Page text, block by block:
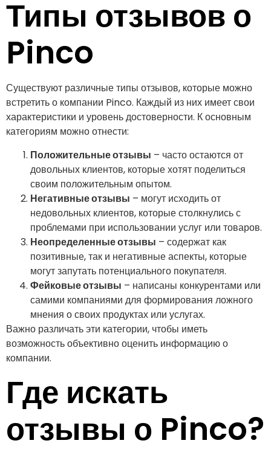
Типы отзывов о
Pinco
Существуют различные типы отзывов, которые можно
встретить о компании Pinco. Каждый из них имеет свои
характеристики и уровень достоверности. К основным
категориям можно отнести:
Положительные отзывы – часто остаются от
довольных клиентов, которые хотят поделиться
своим положительным опытом.
Негативные отзывы – могут исходить от
недовольных клиентов, которые столкнулись с
проблемами при использовании услуг или товаров.
Неопределенные отзывы – содержат как
позитивные, так и негативные аспекты, которые
могут запутать потенциального покупателя.
Фейковые отзывы – написаны конкурентами или
самими компаниями для формирования ложного
мнения о своих продуктах или услугах.
Важно различать эти категории, чтобы иметь
возможность объективно оценить информацию о
компании.
Где искать
отзывы о Pinco?